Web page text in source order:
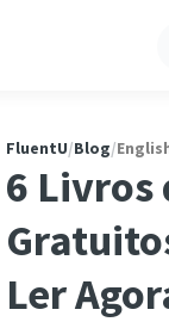
FluentU/Blog/
6 Livros
Ler